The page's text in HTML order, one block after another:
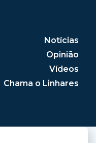
Notícias
Opinião
Vídeos
Chama o Linhares